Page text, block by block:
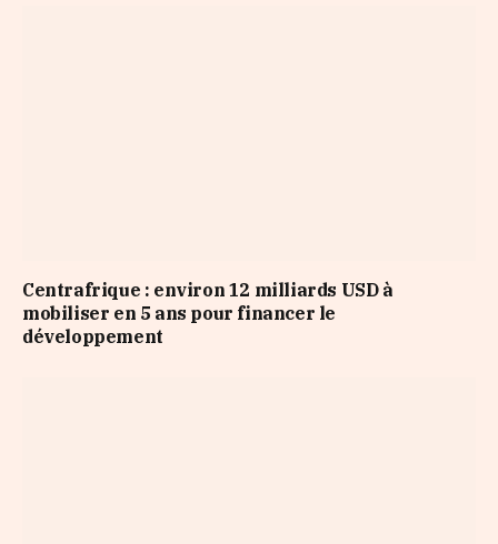
Centrafrique : environ 12 milliards USD à
mobiliser en 5 ans pour financer le
développement